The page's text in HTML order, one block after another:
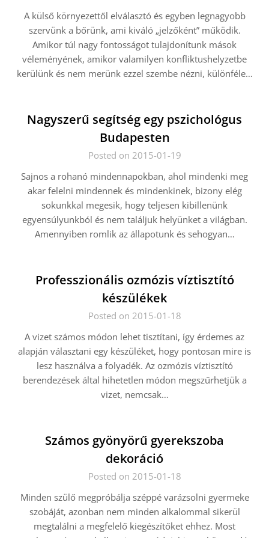
A külső környezettől elválasztó és egyben legnagyobb
szervünk a bőrünk, ami kiváló „jelzőként” működik.
Amikor túl nagy fontosságot tulajdonítunk mások
véleményének, amikor valamilyen konfliktushelyzetbe
kerülünk és nem merünk ezzel szembe nézni, különféle…
Nagyszerű segítség egy pszichológus
Budapesten
Posted on 2015-01-19
Sajnos a rohanó mindennapokban, ahol mindenki meg
akar felelni mindennek és mindenkinek, bizony elég
sokunkkal megesik, hogy teljesen kibillenünk
egyensúlyunkból és nem találjuk helyünket a világban.
Amennyiben romlik az állapotunk és sehogyan…
Professzionális ozmózis víztisztító
készülékek
Posted on 2015-01-18
A vizet számos módon lehet tisztítani, így érdemes az
alapján választani egy készüléket, hogy pontosan mire is
lesz használva a folyadék. Az ozmózis víztisztító
berendezések által hihetetlen módon megszűrhetjük a
vizet, nemcsak…
Számos gyönyörű gyerekszoba
dekoráció
Posted on 2015-01-18
Minden szülő megpróbálja széppé varázsolni gyermeke
szobáját, azonban nem minden alkalommal sikerül
megtalálni a megfelelő kiegészítőket ehhez. Most